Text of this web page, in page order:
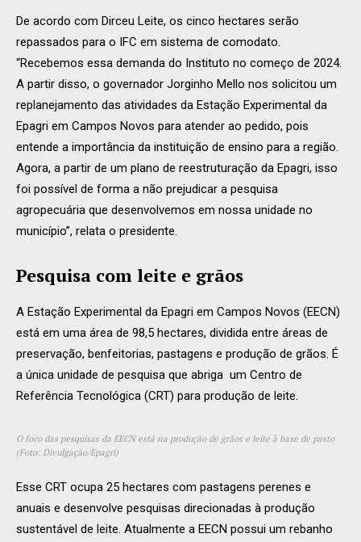
De acordo com Dirceu Leite, os cinco hectares serão
repassados para o IFC em sistema de comodato.
“Recebemos essa demanda do Instituto no começo de 2024.
A partir disso, o governador Jorginho Mello nos solicitou um
replanejamento das atividades da Estação Experimental da
Epagri em Campos Novos para atender ao pedido, pois
entende a importância da instituição de ensino para a região.
Agora, a partir de um plano de reestruturação da Epagri, isso
foi possível de forma a não prejudicar a pesquisa
agropecuária que desenvolvemos em nossa unidade no
município”, relata o presidente.
Pesquisa com leite e grãos
A Estação Experimental da Epagri em Campos Novos (EECN)
está em uma área de 98,5 hectares, dividida entre áreas de
preservação, benfeitorias, pastagens e produção de grãos. É
a única unidade de pesquisa que abriga um Centro de
Referência Tecnológica (CRT) para produção de leite.
O foco das pesquisas da EECN está na produção de grãos e leite à base de pasto
(Foto: Divulgação/Epagri)
Esse CRT ocupa 25 hectares com pastagens perenes e
anuais e desenvolve pesquisas direcionadas à produção
sustentável de leite. Atualmente a EECN possui um rebanho